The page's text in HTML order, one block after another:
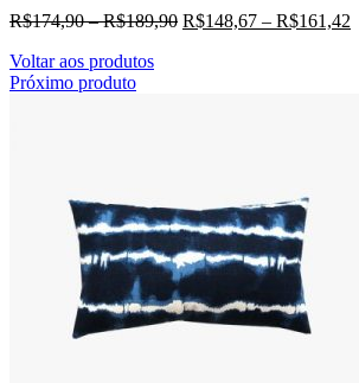
R$174,90–R$189,90 R$148,67 – R$161,42
Voltar aos produtos
Próximo produto